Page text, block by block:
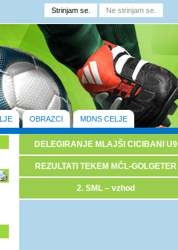
OBRAZCI MDNS CELJE
DELEGIRANJE MLAJŠI CICIBANI U9
REZULTATI TEKEM MČL-GOLGETER
2. SML – vzhod